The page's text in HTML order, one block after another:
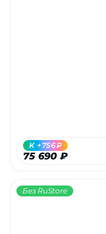
75 690 ₽
K +756₽
Без RuStore